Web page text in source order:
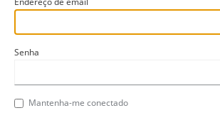
Senha
Mantenha-me conectado